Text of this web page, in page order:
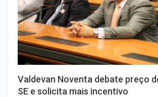
Valdevan Noventa debate preço
SE e solicita mais incentivo